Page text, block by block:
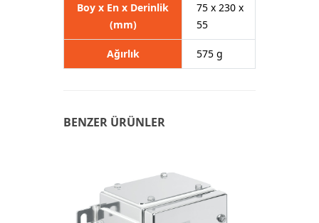
Boy x En x Derinlik
(mm)
75 x 230 x
55
Ağırlık 575 g
BENZER ÜRÜNLER